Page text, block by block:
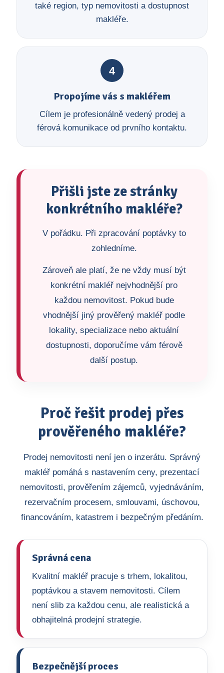
také region, typ nemovitosti a dostupnost
makléře.
4
Propojíme vás s makléřem
Cílem je profesionálně vedený prodej a
férová komunikace od prvního kontaktu.
Přišli jste ze stránky
konkrétního makléře?
V pořádku. Při zpracování poptávky to
zohledníme.
Zároveň ale platí, že ne vždy musí být
konkrétní makléř nejvhodnější pro
každou nemovitost. Pokud bude
vhodnější jiný prověřený makléř podle
lokality, specializace nebo aktuální
dostupnosti, doporučíme vám férově
další postup.
Proč řešit prodej přes
prověřeného makléře?
Prodej nemovitosti není jen o inzerátu. Správný
makléř pomáhá s nastavením ceny, prezentací
nemovitosti, prověřením zájemců, vyjednáváním,
rezervačním procesem, smlouvami, úschovou,
financováním, katastrem i bezpečným předáním.
Správná cena
Kvalitní makléř pracuje s trhem, lokalitou,
poptávkou a stavem nemovitosti. Cílem
není slib za každou cenu, ale realistická a
obhajitelná prodejní strategie.
Bezpečnější proces